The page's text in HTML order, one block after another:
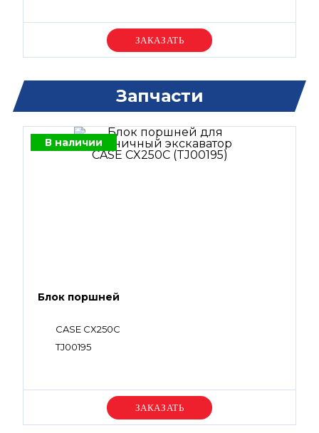
Уточняйте цену
Запчасти
В наличии
Блок поршней
CASE CX250С
TJ00195
Уточняйте цену